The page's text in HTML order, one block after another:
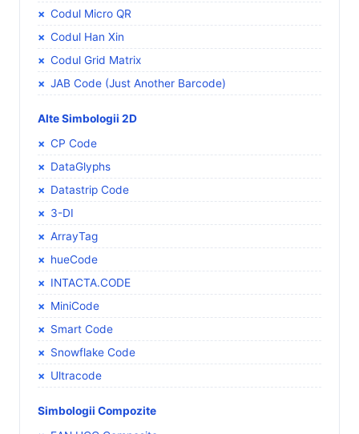
Codul Micro QR
Codul Han Xin
Codul Grid Matrix
JAB Code (Just Another Barcode)
Alte Simbologii 2D
CP Code
DataGlyphs
Datastrip Code
3-DI
ArrayTag
hueCode
INTACTA.CODE
MiniCode
Smart Code
Snowflake Code
Ultracode
Simbologii Compozite